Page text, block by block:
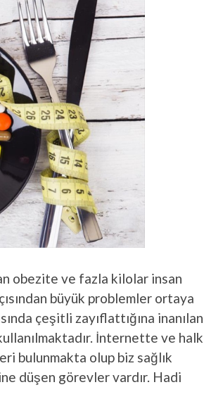
obezite ve fazla kilolar insan
büyük problemler ortaya
çeşitli zayıflattığına inanılan
İnternette ve halk
bulunmakta olup biz sağlık
düşen görevler vardır. Hadi